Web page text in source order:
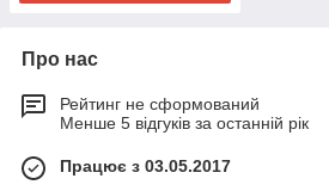
Про нас
Рейтинг не сформований
Менше 5 відгуків за останній рік
Працює з 03.05.2017